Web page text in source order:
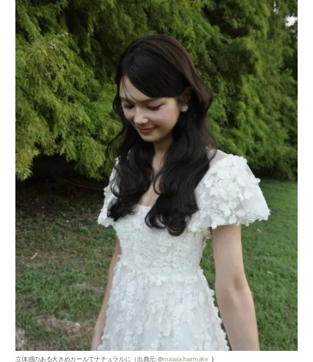
立体感のある大きめカールでナチュラルに （出典元: ＠maaaa.hairmake_ ）